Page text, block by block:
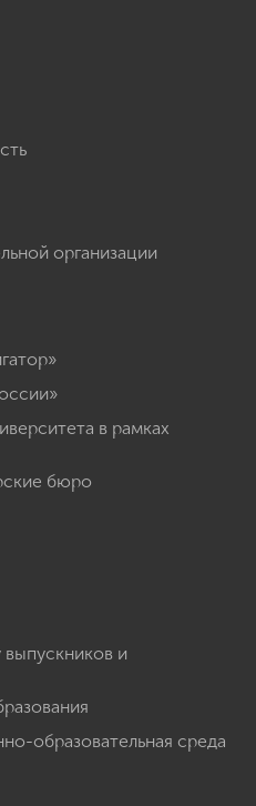
организации
в рамках
бюро
и
образовательная среда